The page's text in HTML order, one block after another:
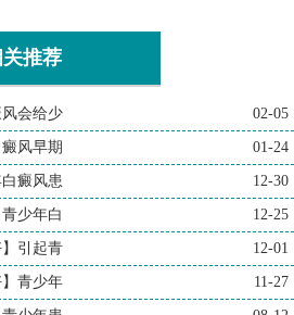
推荐
风会给少 02-05
风早期 01-24
癜风患 12-30
少年白 12-25
】引起青 12-01
】青少年 11-27